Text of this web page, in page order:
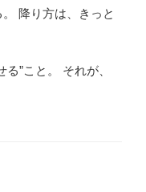
降り方は、きっと
”こと。 それが、